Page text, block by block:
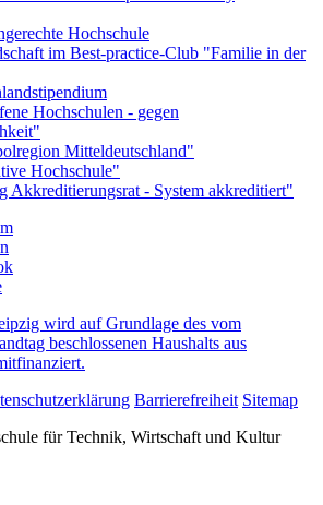
wird auf Grundlage des vom
beschlossenen Haushalts aus
Barrierefreiheit Sitemap
für Technik, Wirtschaft und Kultur